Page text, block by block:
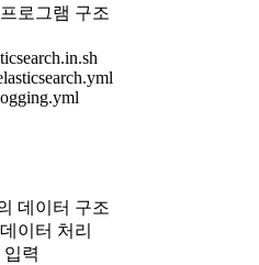
로그램 구조
데이터 구조
이터 처리
입력